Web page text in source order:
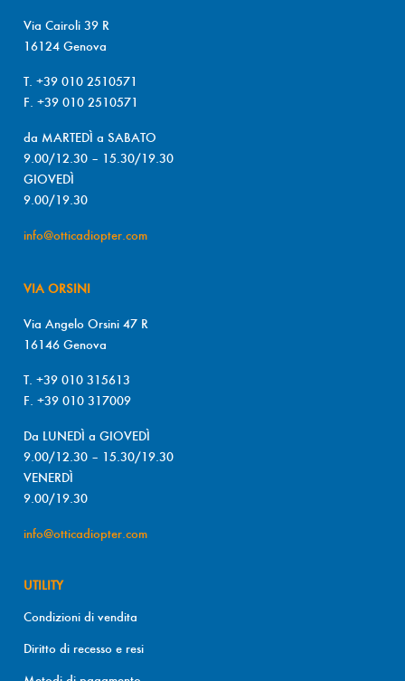
Via Cairoli 39 R
16124 Genova
T. +39 010 2510571
F. +39 010 2510571
da MARTEDÌ a SABATO
9.00/12.30 – 15.30/19.30
GIOVEDÌ
9.00/19.30
info@otticadiopter.com
VIA ORSINI
Via Angelo Orsini 47 R
16146 Genova
T. +39 010 315613
F. +39 010 317009
Da LUNEDÌ a GIOVEDÌ
9.00/12.30 – 15.30/19.30
VENERDÌ
9.00/19.30
info@otticadiopter.com
UTILITY
Condizioni di vendita
Diritto di recesso e resi